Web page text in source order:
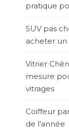
pratique
SUV pas
acheter un
Vitrier
mesure
vitrages
Coiffeur
de l’année